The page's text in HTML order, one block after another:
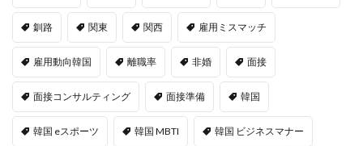
釧路 関東 関西 雇用ミスマッチ
雇用動向韓国 離職率 非婚 面接
面接コンサルティング 面接準備 韓国
韓国 eスポーツ 韓国 MBTI 韓国 ビジネスマナー